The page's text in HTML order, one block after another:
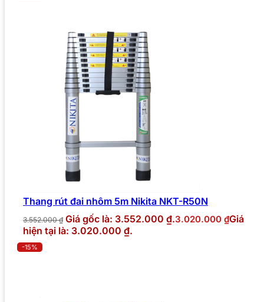
Thang rút đai nhôm 5m Nikita NKT-R50N
3.552.000₫ Giá gốc là: 3.552.000 ₫.3.020.000 ₫Giá
hiện tại là: 3.020.000 ₫.
-15%